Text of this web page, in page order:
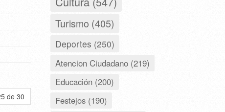
de 30
Turismo (405)
Deportes (250)
Atencion Ciudadano (219)
Educación (200)
Festejos (190)